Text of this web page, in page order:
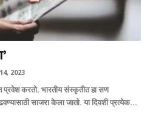
2023
प्रवेश करतो. भारतीय संस्कृतीत हा सण
साजरा केला जातो. या दिवशी प्रत्येक...